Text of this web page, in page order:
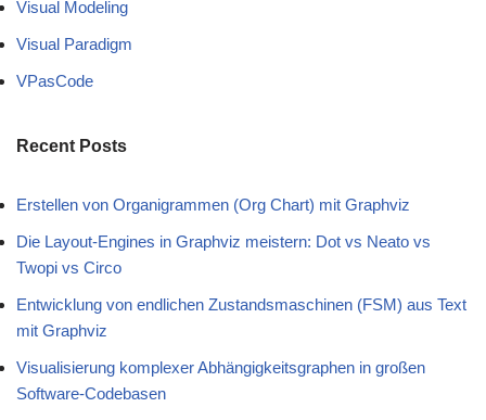
Visual Modeling
Visual Paradigm
VPasCode
Recent Posts
Erstellen von Organigrammen (Org Chart) mit Graphviz
Die Layout-Engines in Graphviz meistern: Dot vs Neato vs
Twopi vs Circo
Entwicklung von endlichen Zustandsmaschinen (FSM) aus Text
mit Graphviz
Visualisierung komplexer Abhängigkeitsgraphen in großen
Software-Codebasen